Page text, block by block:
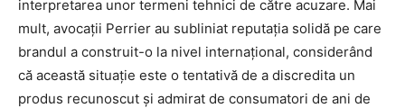
interpretarea unor termeni tehnici de către acuzare. Mai
mult, avocații Perrier au subliniat reputația solidă pe care
brandul a construit-o la nivel internațional, considerând
că această situație este o tentativă de a discredita un
produs recunoscut și admirat de consumatori de ani de